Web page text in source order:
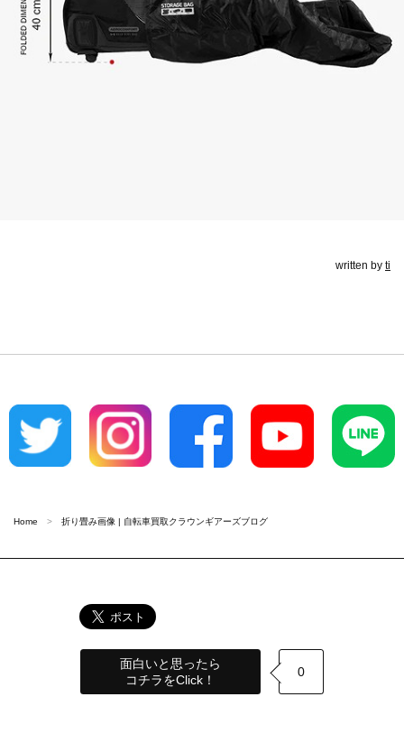
written by ti
Home 折り畳み画像 | 自転車買取クラウンギアーズブログ
面白いと思ったら
コチラをClick！
0